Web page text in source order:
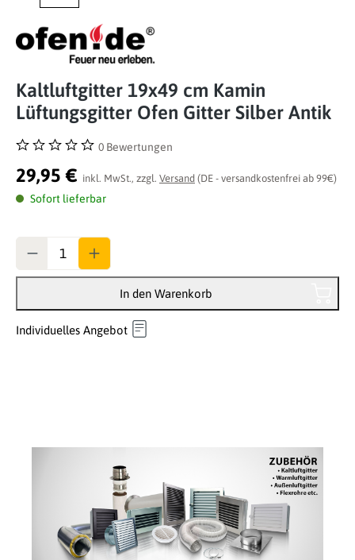
Kaltluftgitter 19x49 cm Kamin
Lüftungsgitter Ofen Gitter Silber Antik
Durchschnittliche Bewertung von 0 von 5 Sternen
0 Bewertungen
29,95 € inkl. MwSt., zzgl. Versand (DE - versandkostenfrei ab 99€)
Sofort lieferbar
In den Warenkorb
Individuelles Angebot